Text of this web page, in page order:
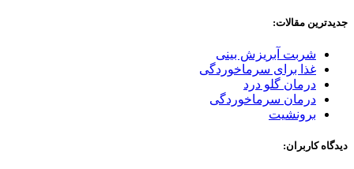
جدیدترین مقالات:
شربت آبریزش بینی
غذا برای سرماخوردگی
درمان گلو درد
درمان سرماخوردگی
برونشیت
دیدگاه کاربران: